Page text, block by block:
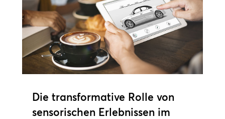
Die transformative Rolle von
sensorischen Erlebnissen im